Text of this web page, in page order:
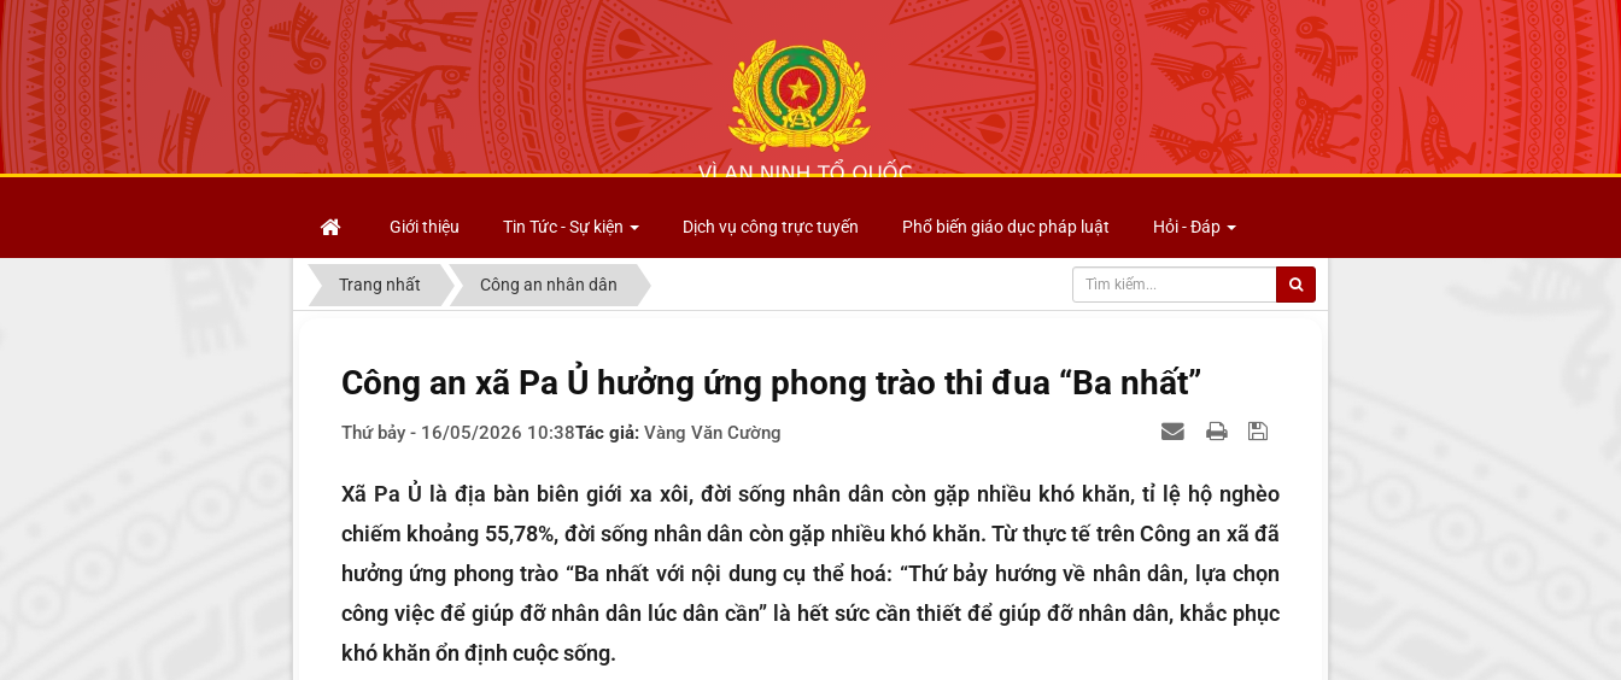
Giới thiệu
Tin Tức - Sự kiện Dịch vụ công trực tuyến Phổ biến giáo dục pháp luật Hỏi - Đáp
Trang nhất Công an nhân dân
Công an xã Pa Ủ hưởng ứng phong trào thi đua “Ba nhất”
Thứ bảy - 16/05/2026 10:38Tác giả: Vàng Văn Cường
Xã Pa Ủ là địa bàn biên giới xa xôi, đời sống nhân dân còn gặp nhiều khó khăn, tỉ lệ hộ nghèo
chiếm khoảng 55,78%, đời sống nhân dân còn gặp nhiều khó khăn. Từ thực tế trên Công an xã đã
hưởng ứng phong trào “Ba nhất với nội dung cụ thể hoá: “Thứ bảy hướng về nhân dân, lựa chọn
công việc để giúp đỡ nhân dân lúc dân cần” là hết sức cần thiết để giúp đỡ nhân dân, khắc phục
khó khăn ổn định cuộc sống.